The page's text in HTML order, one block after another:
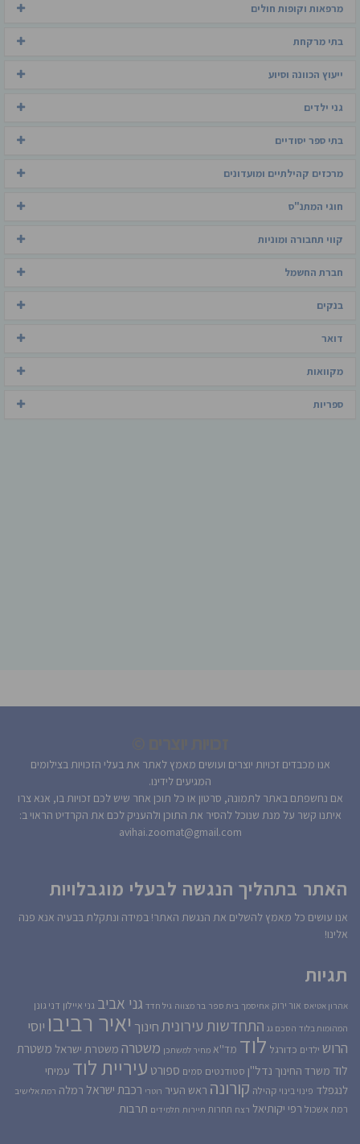
מרפאות וקופות חולים
בתי מרקחת
ייעוץ הכוונה וסיוע
גני ילדים
בתי ספר יסודיים
מרכזים קהילתיים ומועדונים
חוגי המתנ"ס
קווי תחבורה ומוניות
חברת החשמל
בנקים
דואר
מקוואות
ספריות
אנו מכבדים זכויות יוצרים ועושים מאמץ לאתר את בעלי הזכויות בצילומים
המגיעים לידינו.
אם נחשפתם באתר לתמונה, סרטון או כל תוכן אחר שיש לכם זכויות בו, אנא צרו
איתנו קשר על מנת שנוכל להסיר את התוכן ולהעניק לכם את הקרדיט הראוי ב:
avihai.zoomat@gmail.com
האתר בתהליך הנגשה לבעלי מוגבלויות
אנו עושים כל מאמץ להשלים את הנגשת האתר! במידה ונתקלת בבעיה אנא פנה
אלינו!
תגיות
אהרון אטיאס אור ירוק אחיסמך בית ספר בר מצווה גיל חדד גני אביב גני איילון דני גונן
המהומות בלוד הסכם גג התחדשות עירוניתחינוך יאיר רביבו יוסי
הרוש ילדים כדורגל לוד מד''א מחיר למשתכן משטרה משטרת ישראל משטרת
לוד משרד החינוך נדל''ן סטודנטים סמים ספורט עיריית לוד עמיחי
לנגפלד פינוי בינוי קהילה קורונה ראש העיר רוטרי רכבת ישראל רמלה רמת אלישיב
רמת אשכול רפי יקותיאל רצח תחרות תיירות תלמידים תרבות